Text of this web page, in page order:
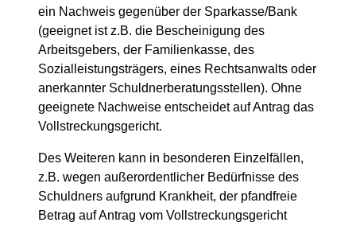
ein Nachweis gegenüber der Sparkasse/Bank
(geeignet ist z.B. die Bescheinigung des
Arbeitsgebers, der Familienkasse, des
Sozialleistungsträgers, eines Rechtsanwalts oder
anerkannter Schuldnerberatungsstellen). Ohne
geeignete Nachweise entscheidet auf Antrag das
Vollstreckungsgericht.
Des Weiteren kann in besonderen Einzelfällen,
z.B. wegen außerordentlicher Bedürfnisse des
Schuldners aufgrund Krankheit, der pfandfreie
Betrag auf Antrag vom Vollstreckungsgericht